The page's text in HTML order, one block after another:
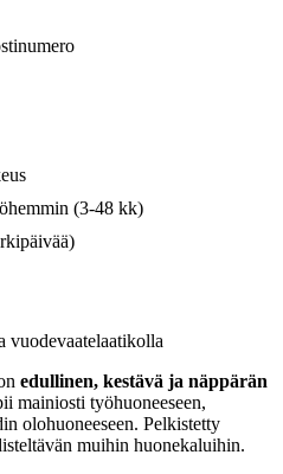
(3-48 kk)
vuodevaatelaatikolla
edullinen, kestävä ja näppärän
mainiosti työhuoneeseen,
olohuoneeseen. Pelkistetty
muihin huonekaluihin.